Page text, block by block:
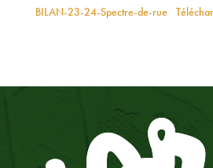
BILAN-23-24-Spectre-de-rue